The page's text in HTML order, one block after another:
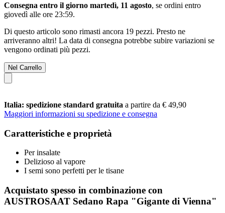
Consegna entro il giorno martedì, 11 agosto, se ordini entro
giovedì alle ore 23:59.
Di questo articolo sono rimasti ancora 19 pezzi. Presto ne
arriveranno altri! La data di consegna potrebbe subire variazioni se
vengono ordinati più pezzi.
Nel Carrello
Italia: spedizione standard gratuita a partire da € 49,90
Maggiori informazioni su spedizione e consegna
Caratteristiche e proprietà
Per insalate
Delizioso al vapore
I semi sono perfetti per le tisane
Acquistato spesso in combinazione con
AUSTROSAAT Sedano Rapa "Gigante di Vienna"